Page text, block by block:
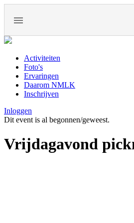
Activiteiten
Foto's
Ervaringen
Daarom NMLK
Inschrijven
Inloggen
Dit event is al begonnen/geweest.
Vrijdagavond